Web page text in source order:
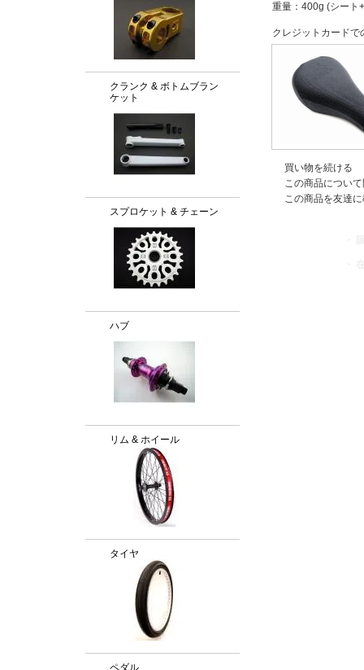
クランク & ボトムブラン
ケット
スプロケット & チェーン
ハブ
リム & ホイール
タイヤ
ペダル
重量：400g (シート
クレジットカード
買い物を続ける
この商品につい
この商品を友達